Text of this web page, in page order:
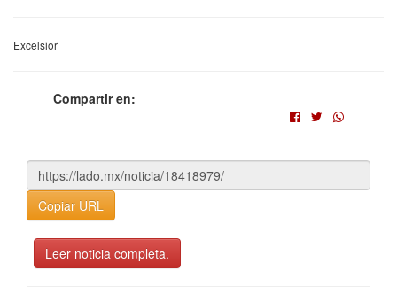
Excelsior
Compartir en:
Copiar URL
Leer noticia completa.